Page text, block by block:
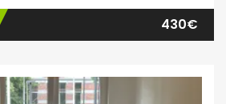
430€